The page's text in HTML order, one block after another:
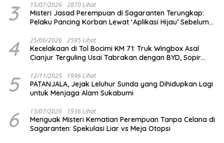
3 15/07/2026 2870 Lihat
Misteri Jasad Perempuan di Sagaranten Terungkap:
Pelaku Pancing Korban Lewat ‘Aplikasi Hijau’ Sebelum
4 25/06/2026 2595 Lihat
Kecelakaan di Tol Bocimi KM 71: Truk Wingbox Asal
Cianjur Terguling Usai Tabrakan dengan BYD, Sopir
5 12/11/2025 1996 Lihat
PATANJALA, Jejak Leluhur Sunda yang Dihidupkan Lagi
untuk Menjaga Alam Sukabumi
6 13/07/2026 1936 Lihat
Menguak Misteri Kematian Perempuan Tanpa Celana di
Sagaranten: Spekulasi Liar vs Meja Otopsi